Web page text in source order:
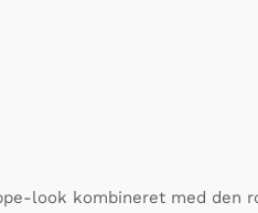
look kombineret med den